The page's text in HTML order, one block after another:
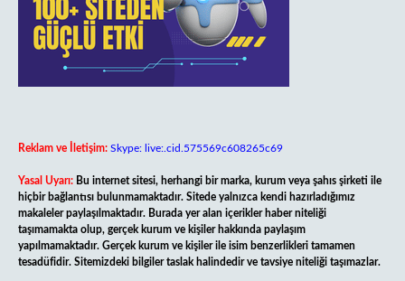
Reklam ve İletişim: Skype: live:.cid.575569c608265c69
Yasal Uyarı: Bu internet sitesi, herhangi bir marka, kurum veya şahıs şirketi ile
hiçbir bağlantısı bulunmamaktadır. Sitede yalnızca kendi hazırladığımız
makaleler paylaşılmaktadır. Burada yer alan içerikler haber niteliği
taşımamakta olup, gerçek kurum ve kişiler hakkında paylaşım
yapılmamaktadır. Gerçek kurum ve kişiler ile isim benzerlikleri tamamen
tesadüfidir. Sitemizdeki bilgiler taslak halindedir ve tavsiye niteliği taşımazlar.